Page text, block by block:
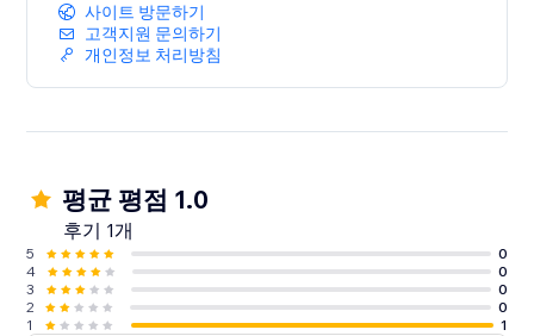
사이트 방문하기
고객지원 문의하기
개인정보 처리방침
평균 평점 1.0
후기 1개
5
0
4
0
3
0
2
0
1
1